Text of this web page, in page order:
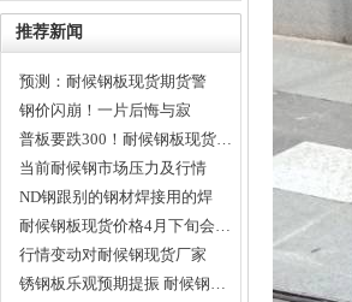
推荐新闻
预测：耐候钢板现货期货警
惕…
钢价闪崩！一片后悔与寂
静？…
普板要跌300！耐候钢板现货…
当前耐候钢市场压力及行情
趋…
ND钢跟别的钢材焊接用的焊
条…
耐候钢板现货价格4月下旬会…
行情变动对耐候钢现货厂家
造…
锈钢板乐观预期提振 耐候钢…